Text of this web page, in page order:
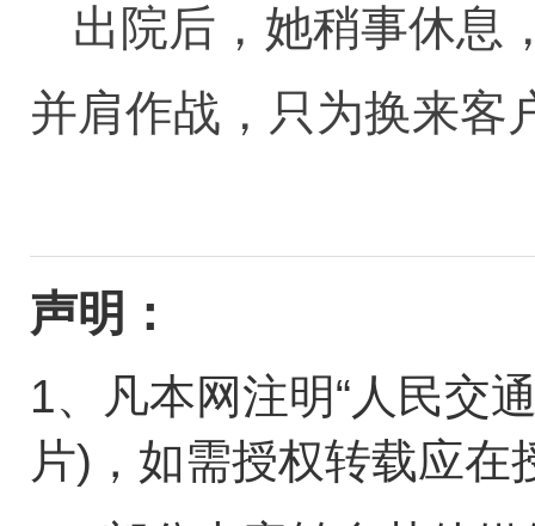
出院后，她稍事休息
并肩作战，只为换来客
声明：
1、凡本网注明“人民交
片)，如需授权转载应